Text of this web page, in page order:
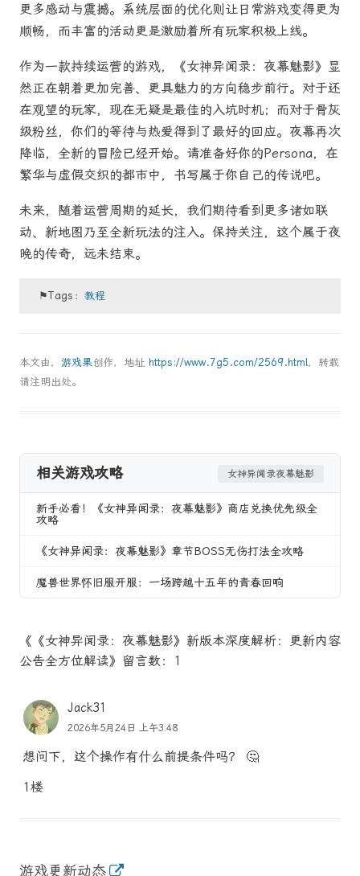
更多感动与震撼。系统层面的优化则让日常游戏变得更为
顺畅，而丰富的活动更是激励着所有玩家积极上线。
作为一款持续运营的游戏，《女神异闻录：夜幕魅影》显
然正在朝着更加完善、更具魅力的方向稳步前行。对于还
在观望的玩家，现在无疑是最佳的入坑时机；而对于骨灰
级粉丝，你们的等待与热爱得到了最好的回应。夜幕再次
降临，全新的冒险已经开始。请准备好你的Persona，在
繁华与虚假交织的都市中，书写属于你自己的传说吧。
未来，随着运营周期的延长，我们期待看到更多诸如联
动、新地图乃至全新玩法的注入。保持关注，这个属于夜
晚的传奇，远未结束。
⚑Tags：教程
本文由， 游戏果创作，地址 https://www.7g5.com/2569.html，转载
请注明出处。
相关游戏攻略 女神异闻录夜幕魅影
新手必看！《女神异闻录：夜幕魅影》商店兑换优先级全
攻略
《女神异闻录：夜幕魅影》章节BOSS无伤打法全攻略
魔兽世界怀旧服开服：一场跨越十五年的青春回响
《《女神异闻录：夜幕魅影》新版本深度解析：更新内容
公告全方位解读》留言数：1
Jack31
2026年5月24日 上午3:48
想问下，这个操作有什么前提条件吗？ 🤔
1楼
游戏更新动态